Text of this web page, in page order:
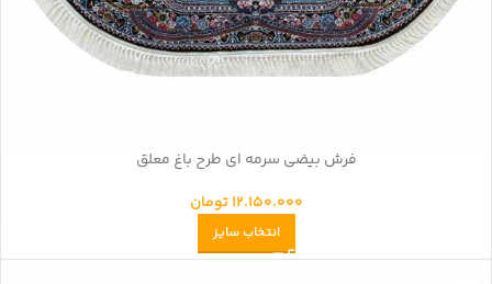
فرش بیضی سرمه ای طرح باغ معلق
12.150.000 تومان
انتخاب سایز